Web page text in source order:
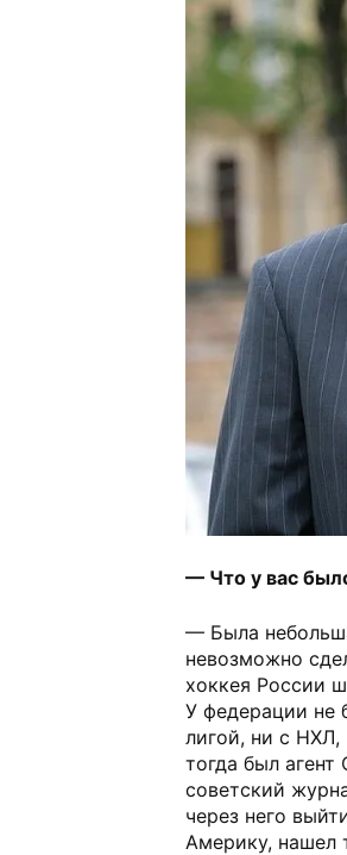
— Что у вас
— Была
невозможно
хоккея России
У федерации не
лигой, ни с
тогда был
советский
через него
Америку, нашел